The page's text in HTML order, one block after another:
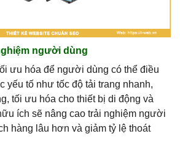
người dùng
ưu hóa để người dùng có thể điều
yếu tố như tốc độ tải trang nhanh,
tối ưu hóa cho thiết bị di động và
ích sẽ nâng cao trải nghiệm người
hàng lâu hơn và giảm tỷ lệ thoát